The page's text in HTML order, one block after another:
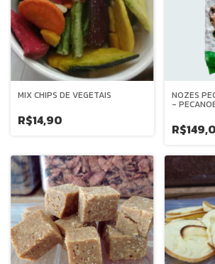
MIX CHIPS DE VEGETAIS
R$14,90
NOZES
-